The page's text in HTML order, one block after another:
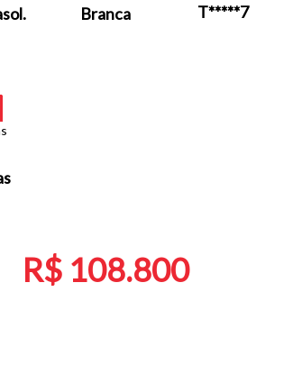
Branca T*****7
R$ 108.800